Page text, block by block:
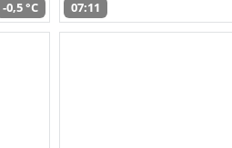
-0,5 °C 07:11